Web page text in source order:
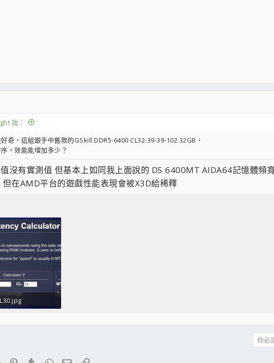
說：
奇，這組跟手中舊款的GSkill DDR5-6400 CL32-39-39-102 32GB，
，效能能增加多少？
沒有實測值 但基本上如同我上面說的 D5 6400MT AIDA64記憶體頻
但在AMD平台的遊戲性能表現會被X3D給稀釋
你必